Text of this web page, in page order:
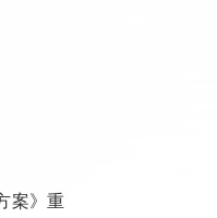
案》重